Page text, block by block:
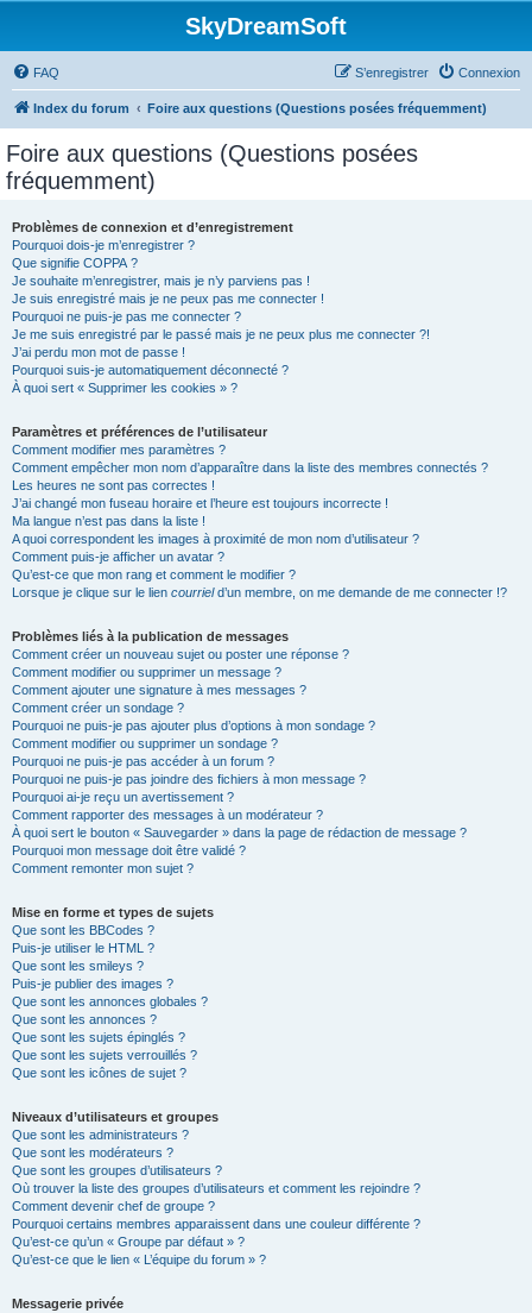
SkyDreamSoft
FAQ Connexion
S’enregistrer
Index du forum Foire aux questions (Questions posées fréquemment)
Foire aux questions (Questions posées
fréquemment)
Problèmes de connexion et d’enregistrement
Pourquoi dois-je m’enregistrer ?
Que signifie COPPA ?
Je souhaite m’enregistrer, mais je n’y parviens pas !
Je suis enregistré mais je ne peux pas me connecter !
Pourquoi ne puis-je pas me connecter ?
Je me suis enregistré par le passé mais je ne peux plus me connecter ?!
J’ai perdu mon mot de passe !
Pourquoi suis-je automatiquement déconnecté ?
À quoi sert « Supprimer les cookies » ?
Paramètres et préférences de l’utilisateur
Comment modifier mes paramètres ?
Comment empêcher mon nom d’apparaître dans la liste des membres connectés ?
Les heures ne sont pas correctes !
J’ai changé mon fuseau horaire et l’heure est toujours incorrecte !
Ma langue n’est pas dans la liste !
A quoi correspondent les images à proximité de mon nom d’utilisateur ?
Comment puis-je afficher un avatar ?
Qu’est-ce que mon rang et comment le modifier ?
Lorsque je clique sur le lien courrield’un membre, on me demande de me connecter !?
Problèmes liés à la publication de messages
Comment créer un nouveau sujet ou poster une réponse ?
Comment modifier ou supprimer un message ?
Comment ajouter une signature à mes messages ?
Comment créer un sondage ?
Pourquoi ne puis-je pas ajouter plus d’options à mon sondage ?
Comment modifier ou supprimer un sondage ?
Pourquoi ne puis-je pas accéder à un forum ?
Pourquoi ne puis-je pas joindre des fichiers à mon message ?
Pourquoi ai-je reçu un avertissement ?
Comment rapporter des messages à un modérateur ?
À quoi sert le bouton « Sauvegarder » dans la page de rédaction de message ?
Pourquoi mon message doit être validé ?
Comment remonter mon sujet ?
Mise en forme et types de sujets
Que sont les BBCodes ?
Puis-je utiliser le HTML ?
Que sont les smileys ?
Puis-je publier des images ?
Que sont les annonces globales ?
Que sont les annonces ?
Que sont les sujets épinglés ?
Que sont les sujets verrouillés ?
Que sont les icônes de sujet ?
Niveaux d’utilisateurs et groupes
Que sont les administrateurs ?
Que sont les modérateurs ?
Que sont les groupes d’utilisateurs ?
Où trouver la liste des groupes d’utilisateurs et comment les rejoindre ?
Comment devenir chef de groupe ?
Pourquoi certains membres apparaissent dans une couleur différente ?
Qu’est-ce qu’un « Groupe par défaut » ?
Qu’est-ce que le lien « L’équipe du forum » ?
Messagerie privée